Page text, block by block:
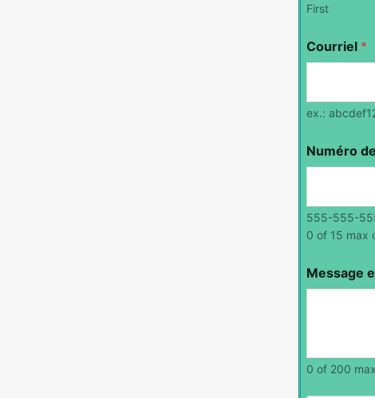
First
Courriel *
ex.:
Numéro
555-555-
0 of 15 max
Message
0 of 200